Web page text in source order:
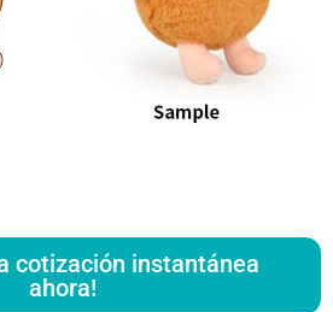
cotización instantánea
ahora!